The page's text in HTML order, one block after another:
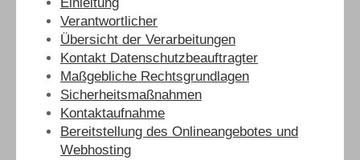
Verantwortlicher
Übersicht der Verarbeitungen
Kontakt Datenschutzbeauftragter
Maßgebliche Rechtsgrundlagen
Sicherheitsmaßnahmen
Kontaktaufnahme
Bereitstellung des Onlineangebotes und
Webhosting